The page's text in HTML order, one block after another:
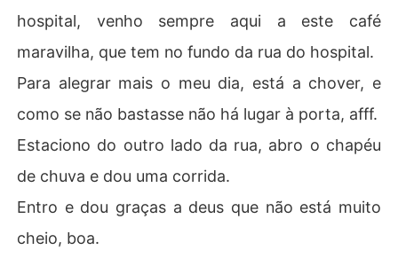
hospital, venho sempre aqui a este café
maravilha, que tem no fundo da rua do hospital.
Para alegrar mais o meu dia, está a chover, e
como se não bastasse não há lugar à porta, afff.
Estaciono do outro lado da rua, abro o chapéu
de chuva e dou uma corrida.
Entro e dou graças a deus que não está muito
cheio, boa.